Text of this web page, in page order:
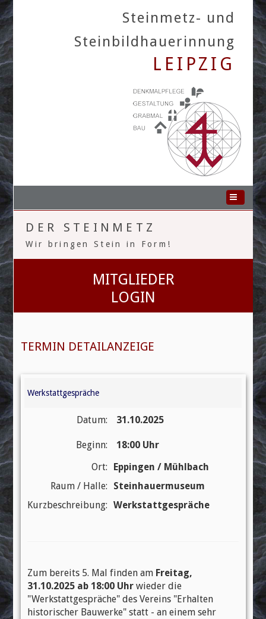
Steinmetz- und
Steinbildhauerinnung
LEIPZIG
Die Innung
Die Betriebe
Beruf & Karriere
Nachfolgebörse
Termine
Bildergalerien
Kontakt / Impressum
DER STEINMETZ
Wir bringen Stein in Form!
MITGLIEDER
LOGIN
TERMIN DETAILANZEIGE
Werkstattgespräche
Datum: 31.10.2025
Beginn:
18:00 Uhr
Ort:
Eppingen / Mühlbach
Raum / Halle:
Steinhauermuseum
Kurzbeschreibung:
Werkstattgespräche
Zum bereits 5. Mal finden am Freitag,
31.10.2025 ab 18:00 Uhr wieder die
"Werkstattgespräche" des Vereins "Erhalten
historischer Bauwerke" statt - an einem sehr